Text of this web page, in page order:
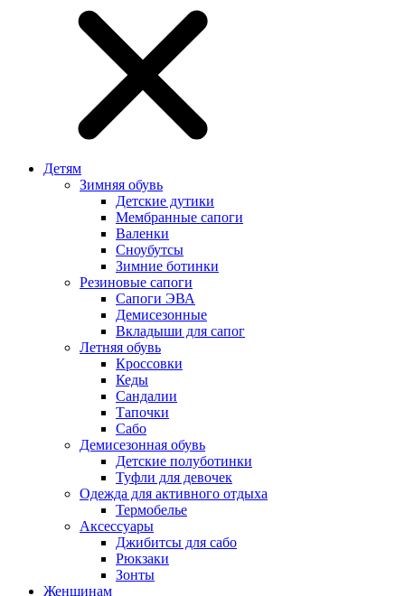
Детям
Зимняя обувь
Детские дутики
Мембранные сапоги
Валенки
Сноубутсы
Зимние ботинки
Резиновые сапоги
Сапоги ЭВА
Демисезонные
Вкладыши для сапог
Летняя обувь
Кроссовки
Кеды
Сандалии
Тапочки
Сабо
Демисезонная обувь
Детские полуботинки
Туфли для девочек
Одежда для активного отдыха
Термобелье
Аксессуары
Джибитсы для сабо
Рюкзаки
Зонты
Женщинам